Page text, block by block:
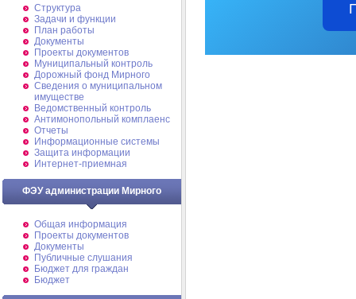
Структура
Задачи и функции
План работы
Документы
Проекты документов
Муниципальный контроль
Дорожный фонд Мирного
Cведения о муниципальном
имуществе
Ведомственный контроль
Антимонопольный комплаенс
Отчеты
Информационные системы
Защита информации
Интернет-приемная
ФЭУ администрации Мирного
Общая информация
Проекты документов
Документы
Публичные слушания
Бюджет для граждан
Бюджет